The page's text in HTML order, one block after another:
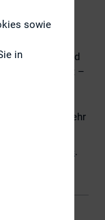
und
So ist für rund
optimal besetzt –
institutionelle
6% der
dagegen mehr
.
sowie
in